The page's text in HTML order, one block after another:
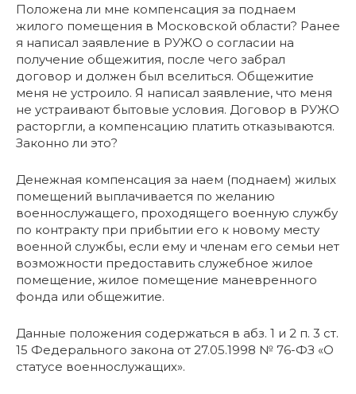
Положена ли мне компенсация за поднаем
жилого помещения в Московской области? Ранее
я написал заявление в РУЖО о согласии на
получение общежития, после чего забрал
договор и должен был вселиться. Общежитие
меня не устроило. Я написал заявление, что меня
не устраивают бытовые условия. Договор в РУЖО
расторгли, а компенсацию платить отказываются.
Законно ли это?
Денежная компенсация за наем (поднаем) жилых
помещений выплачивается по желанию
военнослужащего, проходящего военную службу
по контракту при прибытии его к новому месту
военной службы, если ему и членам его семьи нет
возможности предоставить служебное жилое
помещение, жилое помещение маневренного
фонда или общежитие.
Данные положения содержаться в абз. 1 и 2 п. 3 ст.
15 Федерального закона от 27.05.1998 № 76-ФЗ «О
статусе военнослужащих».